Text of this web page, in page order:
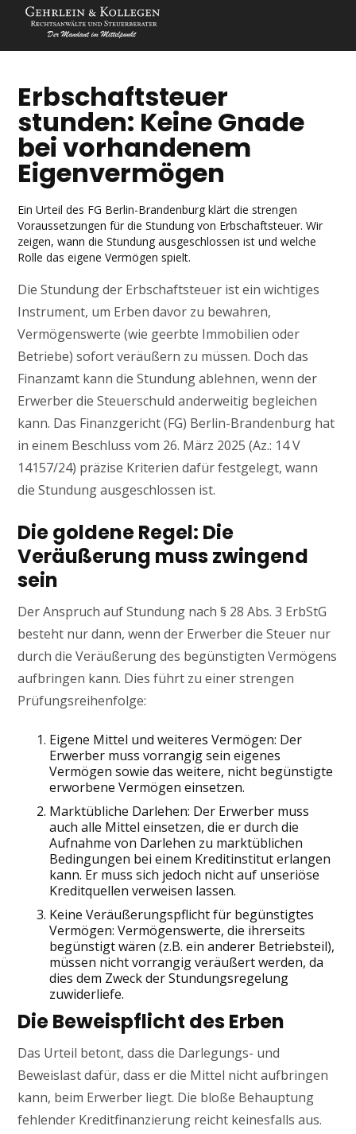
Erbschaftsteuer
stunden: Keine Gnade
bei vorhandenem
Eigenvermögen
Ein Urteil des FG Berlin-Brandenburg klärt die strengen
Voraussetzungen für die Stundung von Erbschaftsteuer. Wir
zeigen, wann die Stundung ausgeschlossen ist und welche
Rolle das eigene Vermögen spielt.
Die Stundung der Erbschaftsteuer ist ein wichtiges
Instrument, um Erben davor zu bewahren,
Vermögenswerte (wie geerbte Immobilien oder
Betriebe) sofort veräußern zu müssen. Doch das
Finanzamt kann die Stundung ablehnen, wenn der
Erwerber die Steuerschuld anderweitig begleichen
kann. Das Finanzgericht (FG) Berlin-Brandenburg hat
in einem Beschluss vom 26. März 2025 (Az.: 14 V
14157/24) präzise Kriterien dafür festgelegt, wann
die Stundung ausgeschlossen ist.
Die goldene Regel: Die
Veräußerung muss zwingend
sein
Der Anspruch auf Stundung nach § 28 Abs. 3 ErbStG
besteht nur dann, wenn der Erwerber die Steuer nur
durch die Veräußerung des begünstigten Vermögens
aufbringen kann. Dies führt zu einer strengen
Prüfungsreihenfolge:
Eigene Mittel und weiteres Vermögen: Der
Erwerber muss vorrangig sein eigenes
Vermögen sowie das weitere, nicht begünstigte
erworbene Vermögen einsetzen.
Marktübliche Darlehen: Der Erwerber muss
auch alle Mittel einsetzen, die er durch die
Aufnahme von Darlehen zu marktüblichen
Bedingungen bei einem Kreditinstitut erlangen
kann. Er muss sich jedoch nicht auf unseriöse
Kreditquellen verweisen lassen.
Keine Veräußerungspflicht für begünstigtes
Vermögen: Vermögenswerte, die ihrerseits
begünstigt wären (z.B. ein anderer Betriebsteil),
müssen nicht vorrangig veräußert werden, da
dies dem Zweck der Stundungsregelung
zuwiderliefe.
Die Beweispflicht des Erben
Das Urteil betont, dass die Darlegungs- und
Beweislast dafür, dass er die Mittel nicht aufbringen
kann, beim Erwerber liegt. Die bloße Behauptung
fehlender Kreditfinanzierung reicht keinesfalls aus.